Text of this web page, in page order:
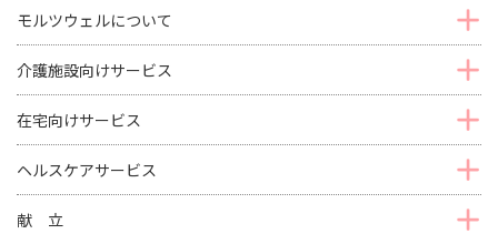
モルツウェルについて
介護施設向けサービス
在宅向けサービス
ヘルスケアサービス
献 立